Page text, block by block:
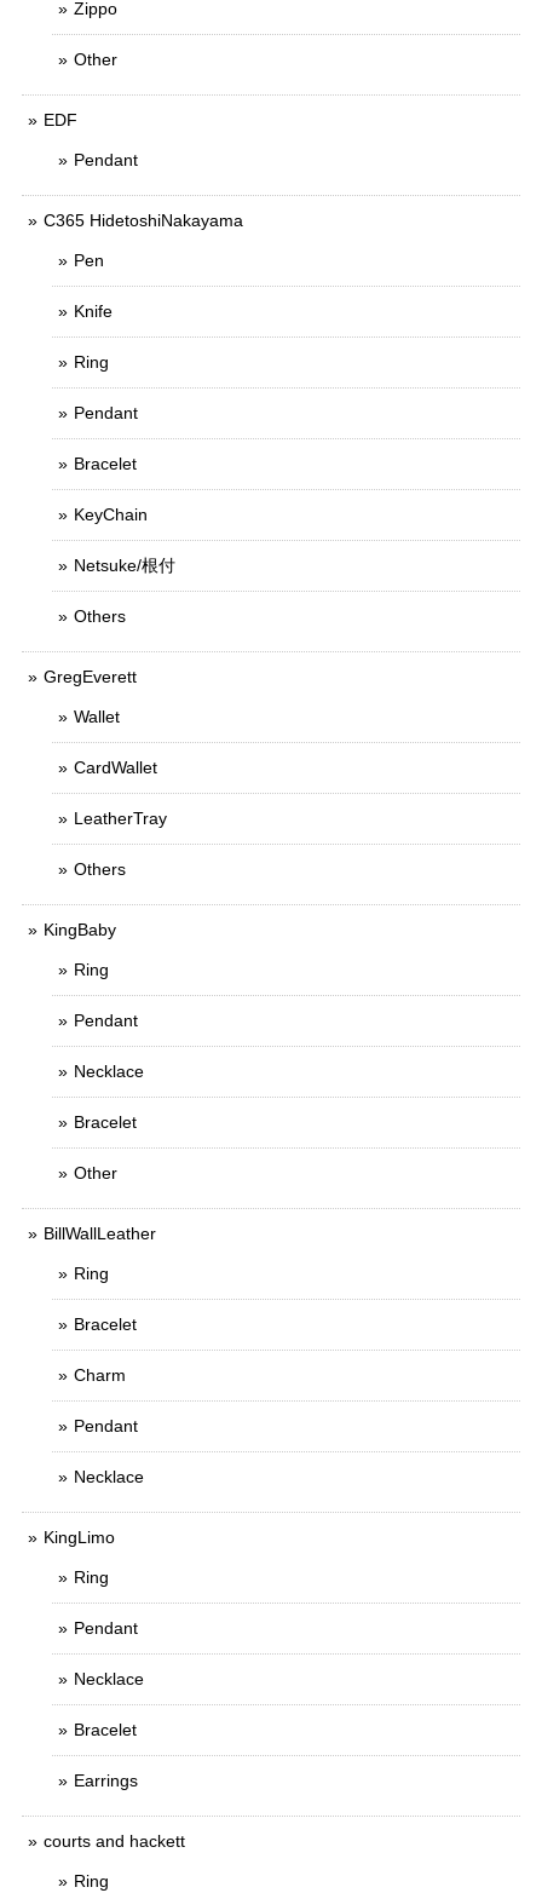
Zippo
Other
EDF
Pendant
C365 HidetoshiNakayama
Pen
Knife
Ring
Pendant
Bracelet
KeyChain
Netsuke/根付
Others
GregEverett
Wallet
CardWallet
LeatherTray
Others
KingBaby
Ring
Pendant
Necklace
Bracelet
Other
BillWallLeather
Ring
Bracelet
Charm
Pendant
Necklace
KingLimo
Ring
Pendant
Necklace
Bracelet
Earrings
courts and hackett
Ring